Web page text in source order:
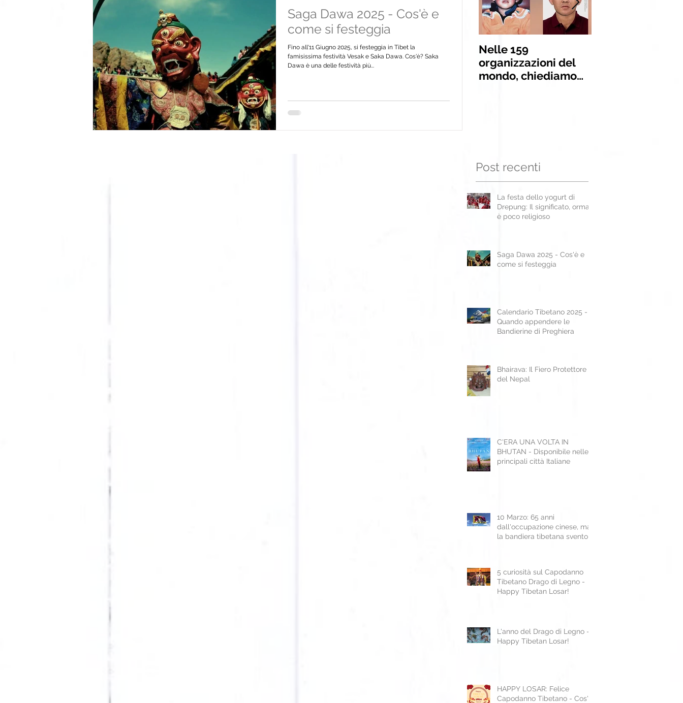
Articoli Tibet Nepalesi Coperte Tibetane Tradizionali Curiosità sul Tibet
Japamala e Pietre Dure La Bottega del Tibet
Saga Dawa 2025 - Cos'è e
come si festeggia
Fino all'11 Giugno 2025, si festeggia in Tibet la
famisissima festività Vesak e Saka Dawa. Cos'è? Saka
Dawa è una delle festività più...
Nelle 159
organizzazioni del
mondo, chiediamo
Post recenti
La festa dello yogurt di
Drepung: Il significato, ormai,
è poco religioso
Saga Dawa 2025 - Cos'è e
come si festeggia
Calendario Tibetano 2025 -
Quando appendere le
Bandierine di Preghiera
Bhairava: Il Fiero Protettore
del Nepal
C'ERA UNA VOLTA IN
BHUTAN - Disponibile nelle
principali città Italiane
10 Marzo: 65 anni
dall'occupazione cinese, ma
la bandiera tibetana sventola
5 curiosità sul Capodanno
Tibetano Drago di Legno -
Happy Tibetan Losar!
L'anno del Drago di Legno -
Happy Tibetan Losar!
HAPPY LOSAR: Felice
Capodanno Tibetano - Cos'è